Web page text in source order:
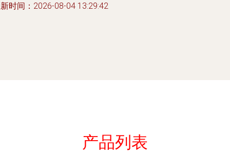
时间：2026-08-04 13:29:42
产品列表